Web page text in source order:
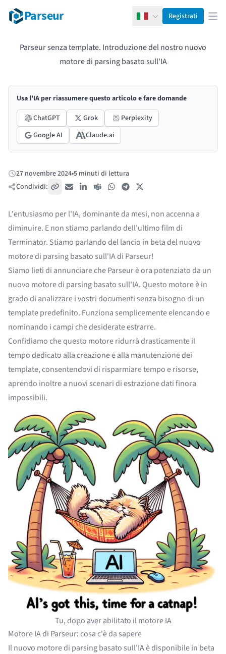
Parseur ItalianoRegistrati
Parseur senza template. Introduzione del nostro nuovo
motore di parsing basato sull'IA
Usa l'IA per riassumere questo articolo e fare domande
ChatGPT
Grok
Perplexity
Google AI
Claude.ai
Pubblicato:
27 novembre 2024•5 minuti di lettura
Condividi:
Copia link
Email LinkedIn
Teams WhatsAppTelegram
L'entusiasmo per l'IA, dominante da mesi, non accenna a
diminuire. E non stiamo parlando dell'ultimo film di
Terminator. Stiamo parlando del lancio in beta del nuovo
motore di parsing basato sull'IA di Parseur!
Siamo lieti di annunciare che Parseur è ora potenziato da un
nuovo motore di parsing basato sull'IA. Questo motore è in
grado di analizzare i vostri documenti senza bisogno di un
template predefinito. Funziona semplicemente elencando e
nominando i campi che desiderate estrarre.
Confidiamo che questo motore ridurrà drasticamente il
tempo dedicato alla creazione e alla manutenzione dei
template, consentendovi di risparmiare tempo e risorse,
aprendo inoltre a nuovi scenari di estrazione dati finora
impossibili.
Tu, dopo aver abilitato il motore IA
Motore IA di Parseur: cosa c'è da sapere
Il nuovo motore di parsing basato sull'IA è disponibile in beta